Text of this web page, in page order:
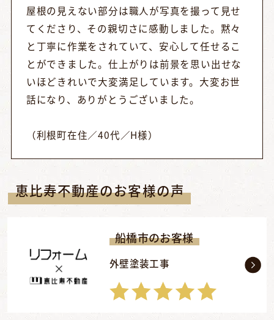
屋根の見えない部分は職人が写真を撮って見せ
てくださり、その親切さに感動しました。黙々
と丁寧に作業をされていて、安心して任せるこ
とができました。仕上がりは前景を思い出せな
いほどきれいで大変満足しています。大変お世
話になり、ありがとうございました。
（利根町在住／40代／H様）
恵比寿不動産のお客様の声
船橋市のお客様
外壁塗装工事